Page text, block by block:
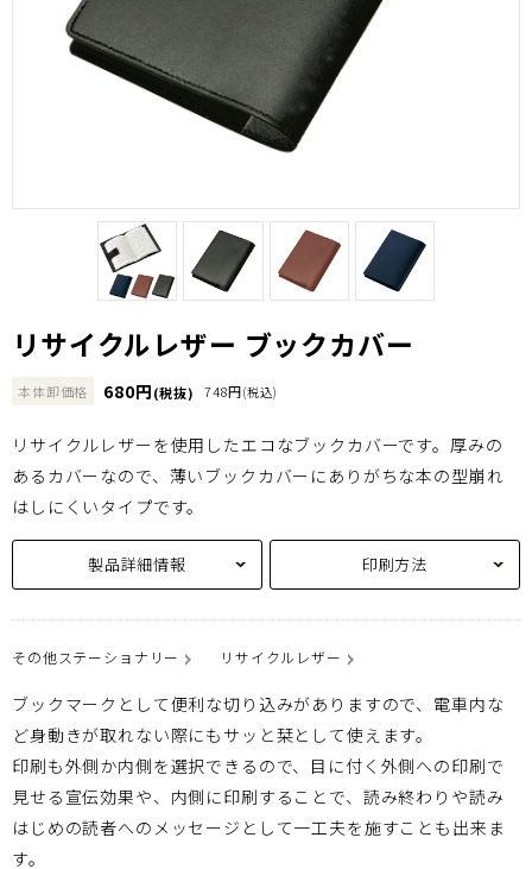
リサイクルレザー ブックカバー
本体卸価格 680円(税抜) 748円(税込)
リサイクルレザーを使用したエコなブックカバーです。厚みの
あるカバーなので、薄いブックカバーにありがちな本の型崩れ
はしにくいタイプです。
製品詳細情報 印刷方法
その他ステーショナリー リサイクルレザー
ブックマークとして便利な切り込みがありますので、電車内な
ど身動きが取れない際にもサッと栞として使えます。
印刷も外側か内側を選択できるので、目に付く外側への印刷で
見せる宣伝効果や、内側に印刷することで、読み終わりや読み
はじめの読者へのメッセージとして一工夫を施すことも出来ま
す。